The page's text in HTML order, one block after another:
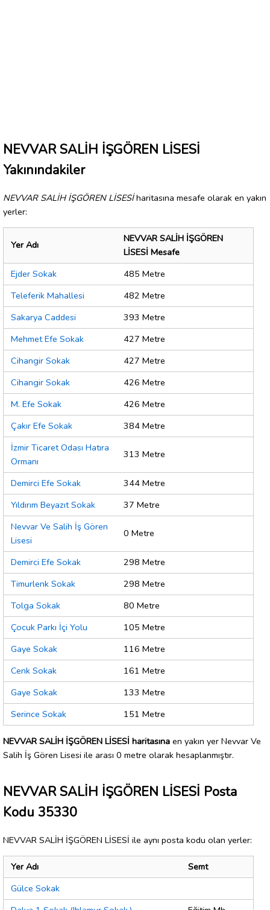
NEVVAR SALİH İŞGÖREN LİSESİ
Yakınındakiler
NEVVAR SALİH İŞGÖREN LİSESİharitasına mesafe olarak en yakın
yerler:
Yer Adı
NEVVAR SALİH İŞGÖREN
LİSESİ Mesafe
Ejder Sokak
485 Metre
Teleferik Mahallesi
482 Metre
Sakarya Caddesi
393 Metre
Mehmet Efe Sokak
427 Metre
Cihangir Sokak
427 Metre
Cihangir Sokak
426 Metre
M. Efe Sokak
426 Metre
Çakır Efe Sokak
384 Metre
İzmir Ticaret Odası Hatıra
Ormanı
313 Metre
Demirci Efe Sokak
344 Metre
Yıldırım Beyazıt Sokak
37 Metre
Nevvar Ve Salih İş Gören
Lisesi
0 Metre
Demirci Efe Sokak
298 Metre
Timurlenk Sokak
298 Metre
Tolga Sokak
80 Metre
Çocuk Parkı İçi Yolu
105 Metre
Gaye Sokak
116 Metre
Cenk Sokak
161 Metre
Gaye Sokak
133 Metre
Serince Sokak
151 Metre
NEVVAR SALİH İŞGÖREN LİSESİ haritasına en yakın yer Nevvar Ve
Salih İş Gören Lisesi ile arası 0 metre olarak hesaplanmıştır.
NEVVAR SALİH İŞGÖREN LİSESİ Posta
Kodu 35330
NEVVAR SALİH İŞGÖREN LİSESİ ile aynı posta kodu olan yerler:
Yer Adı
Semt
Gülce Sokak